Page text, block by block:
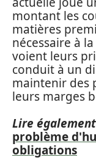
montant les
matières
nécessaire à
voient leurs
conduit à un
maintenir des
leurs marges
Lire
problème
obligations